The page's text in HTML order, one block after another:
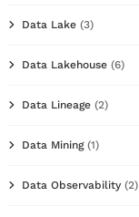
Data Lake (3)
Data Lakehouse (6)
Data Lineage (2)
Data Mining(1)
Data Observability (2)